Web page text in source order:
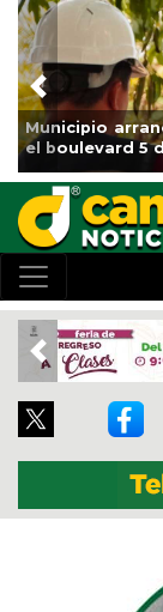
boulevard 5 de
Previous
Previous